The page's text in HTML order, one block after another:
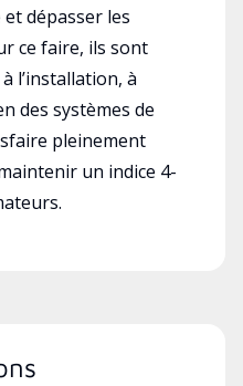
dépasser les
ce faire, ils sont
l’installation, à
des systèmes de
pleinement
un indice 4-